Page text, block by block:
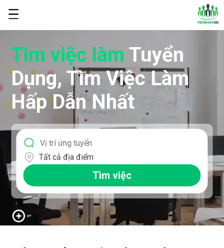
Tìm việc làmTuyển
Dụng, Tìm Việc Làm
Hấp Dẫn Nhất
Tất cả địa điểm
Tìm việc